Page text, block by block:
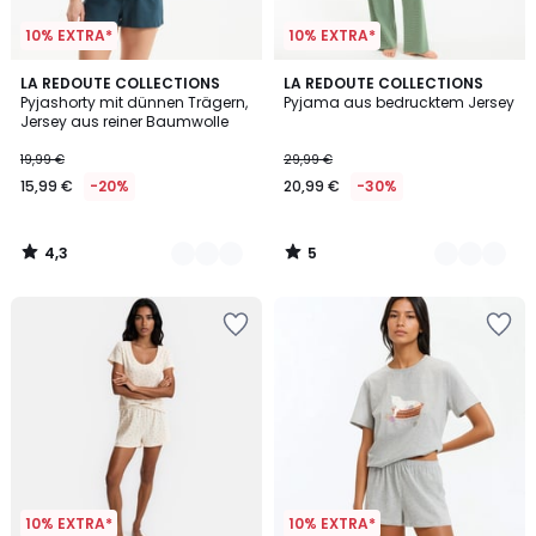
10% EXTRA*
LA REDOUTE COLLECTIONS
Pyjashorty mit dünnen Trägern,
Jersey aus reiner Baumwolle
19,99 €
15,99 € -20%
4,3
/ 5
2
Farben
4,3
/
10% EXTRA*
LA REDOUTE COLLECTIONS
Pyjama aus bedrucktem Jersey
29,99 €
20,99 € -30%
5
/
2
Farben
5
/
10% EXTRA* 10% EXTRA*